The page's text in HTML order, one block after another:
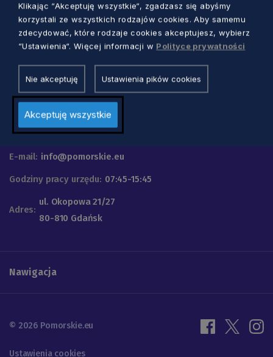
Urząd Marszałkowski
Województwa Pomorskiego
Telefon +48 58 32 68 555
E-mail: info@pomorskie.eu
Godziny pracy urzędu: 07:45-15:45
Adres:
ul. Okopowa 21/27
80-810 Gdańsk
Nawigacja
© 2026 Pomorskie.eu
Ustawienia cookies
Klikając “Akceptuję wszystkie“, zgadzasz się abyśmy
korzystali ze wszystkich rodzajów cookies. Aby samemu
zdecydować, które rodzaje cookies akceptujesz, wybierz
“Ustawienia“. Więcej informacji w Polityce prywatności
Nie akceptuję Ustawienia pików cookies
Akceptuję wszystkie